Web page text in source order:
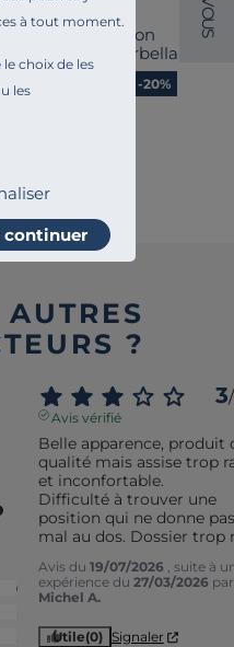
à tout moment.
choix de les
les
continuer
CAMIF SIGNATURE
Canapé tissu coton
déhoussable Marbella
799,20 €
Ancien prix-20%
?
9
3/
Avis vérifié
Belle apparence, produit
qualité mais assise trop
et inconfortable.
Difficulté à trouver une
position qui ne donne pas
mal au dos. Dossier trop
Avis du 19/07/2026 , suite à
expérience du 27/03/2026 par
Michel A.
Utile(0) Signaler
O
U
S